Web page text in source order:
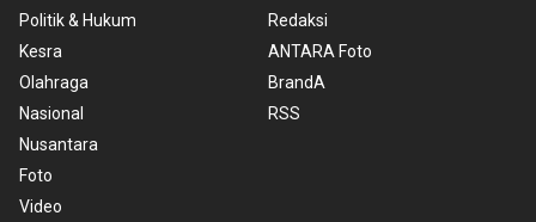
Politik & Hukum
Kesra
Olahraga
Nasional
Nusantara
Foto
Video
Redaksi
ANTARA Foto
BrandA
RSS